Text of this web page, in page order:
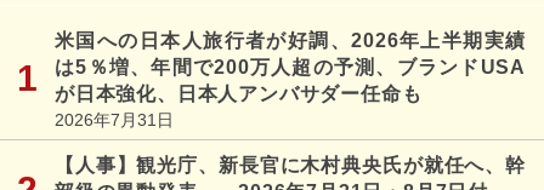
米国への日本人旅行者が好調、2026年上半期実績
は5％増、年間で200万人超の予測、ブランドUSA
が日本強化、日本人アンバサダー任命も
2026年7月31日
【人事】観光庁、新長官に木村典央氏が就任へ、幹